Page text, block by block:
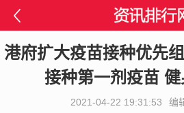
港府扩大疫苗接种优先
接种第一剂疫苗
2021-04-22 19:31:53 编